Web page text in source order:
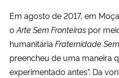
Em agosto de 2017, em
o Arte Sem Fronteiras por
humanitária Fraternidade
preencheu de uma maneira
experimentado antes”. Da